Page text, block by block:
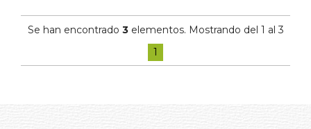
Se han encontrado 3elementos. Mostrando del 1 al 3
1